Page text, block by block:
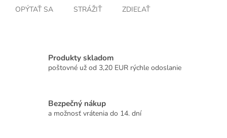
OPÝTAŤ SA STRÁŽIŤ ZDIEĽAŤ
Produkty skladom
poštovné už od 3,20 EUR rýchle odoslanie
Bezpečný nákup
a možnosť vrátenia do 14. dní